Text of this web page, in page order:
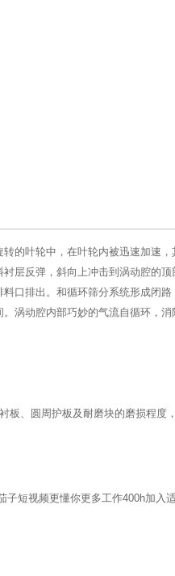
的叶轮中，在叶轮内被迅速加速
层反弹，斜向上冲击到涡动腔的
排出。和循环筛分系统形成闭
涡动腔内部巧妙的气流自循环，消
、圆周护板及耐磨块的磨损程
短视频更懂你更多工作400h加